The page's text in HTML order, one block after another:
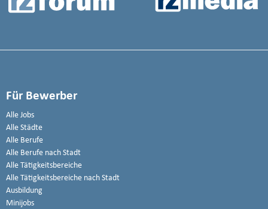
Für Bewerber
Alle Jobs
Alle Städte
Alle Berufe
Alle Berufe nach Stadt
Alle Tätigkeitsbereiche
Alle Tätigkeitsbereiche nach Stadt
Ausbildung
Minijobs